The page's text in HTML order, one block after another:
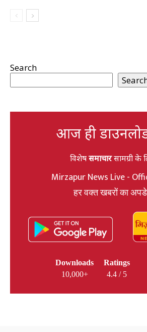
Search
आज ही
विशेषसमाचारसामग्री के
Mirzapur News Live -
हर वक्त खबरों का
Downloads
10,000+
Ratings
4.4 / 5